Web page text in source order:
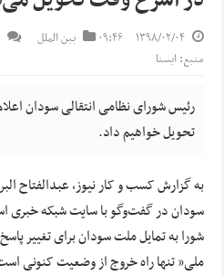
۱۳۹۸/۰۲/۰۴ ۰۹:۴۶ بین الملل
منبع: ایسنا
رئیس شورای نظامی انتقالی سودان
تحویل خواهیم داد.
به گزارش کسب و کار نیوز، عبدالفتاح
سودان در گفت‌وگو با سایت شبکه خبری
شورا به تمایل ملت سودان برای تغییر
ملی” تنها راه خروج از وضعیت کنونی